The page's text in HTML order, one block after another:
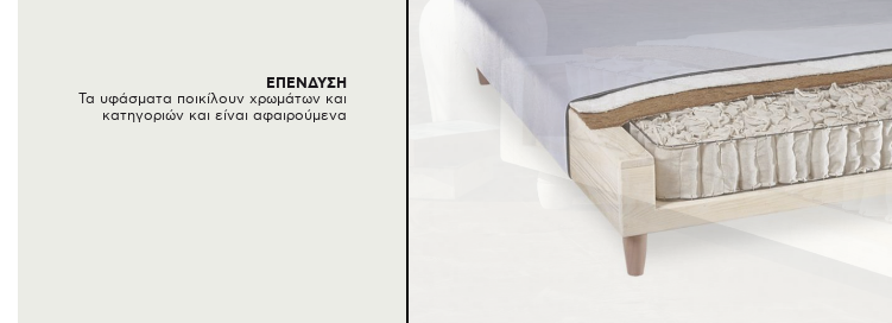
ΕΠΕΝΔΥΣΗ
Τα υφάσματα ποικίλουν χρωμάτων και
κατηγοριών και είναι αφαιρούμενα